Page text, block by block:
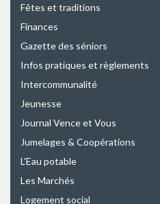
Fêtes et traditions
Finances
Gazette des séniors
Infos pratiques et règlements
Intercommunalité
Jeunesse
Journal Vence et Vous
Jumelages & Coopérations
L'Eau potable
Les Marchés
Logement social